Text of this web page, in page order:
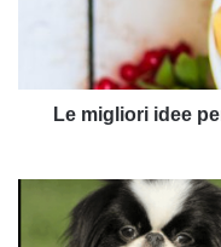
frutta
irresistibileLe migliori idee
giapponese: